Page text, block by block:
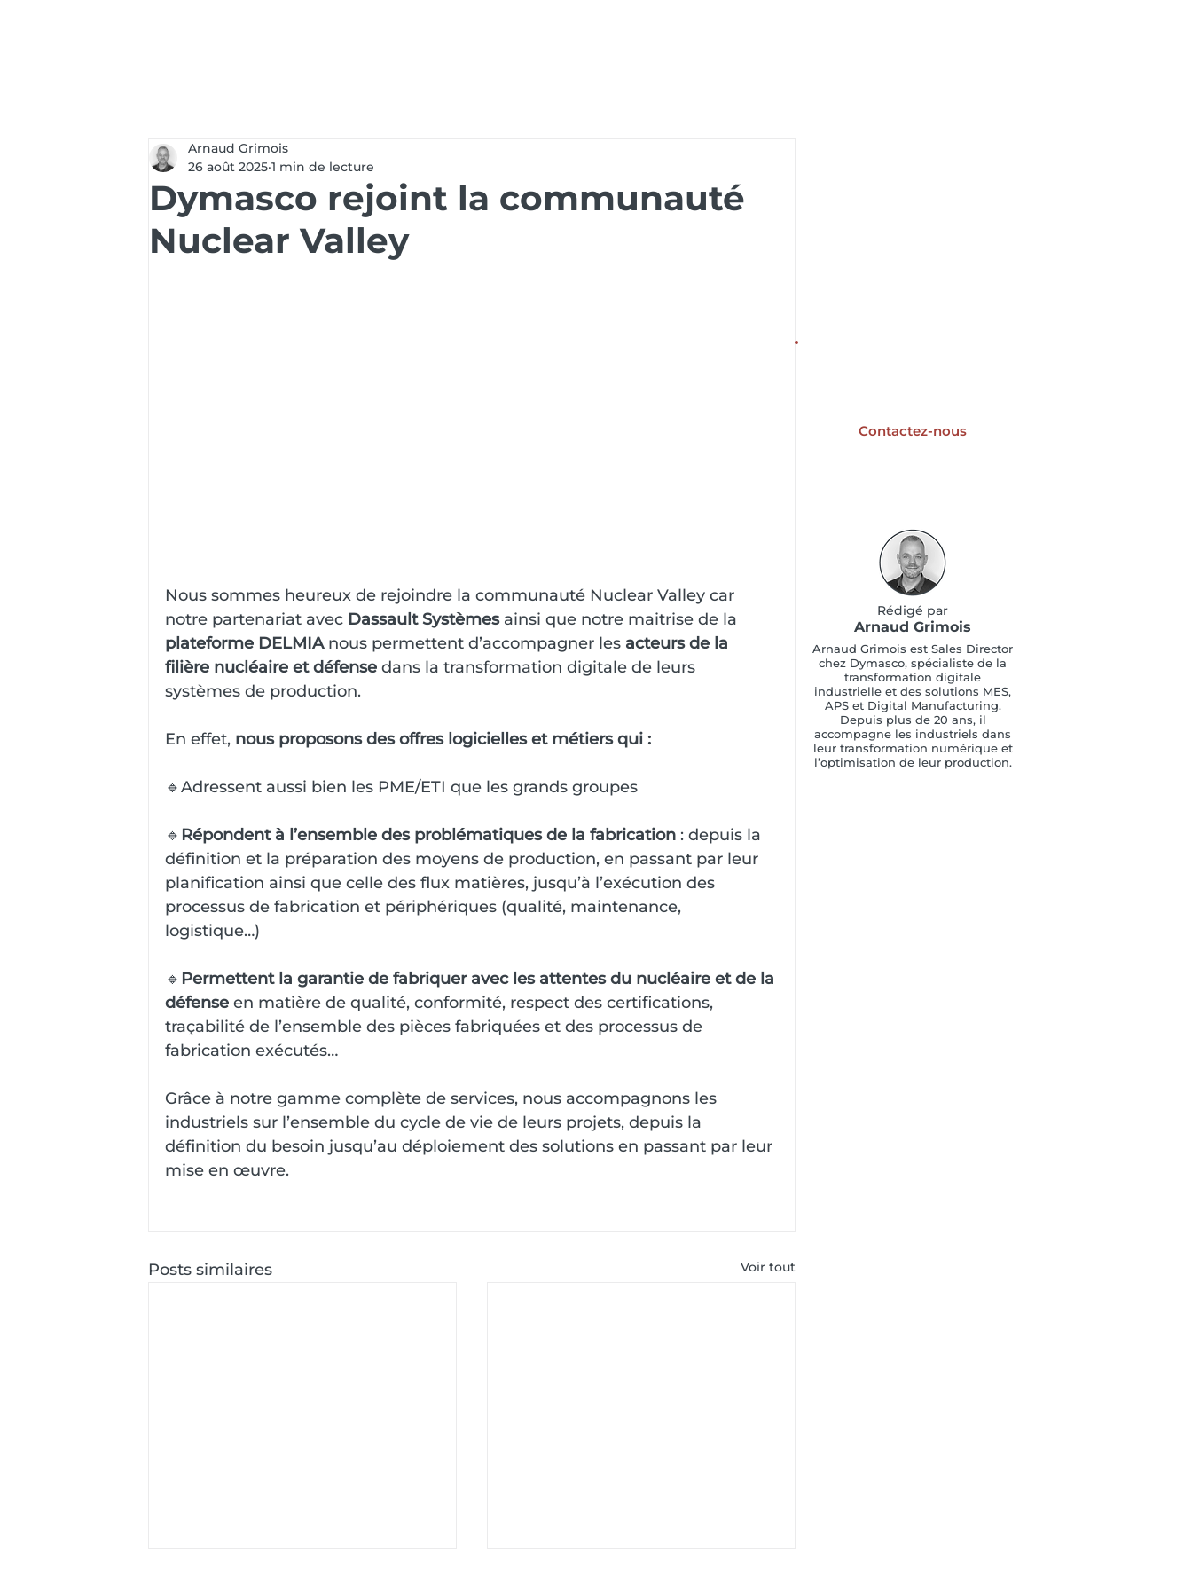
Dymasco rejoint la communauté
Nuclear Valley
Arnaud Grimois
26 août 2025 1 min de lecture
Nous sommes heureux de rejoindre la communauté Nuclear Valley car
notre partenariat avec Dassault Systèmes ainsi que notre maitrise de la
plateforme DELMIA nous permettent d’accompagner les acteurs de la
filière nucléaire et défense dans la transformation digitale de leurs
systèmes de production.
En effet, nous proposons des offres logicielles et métiers qui :
🔹Adressent aussi bien les PME/ETI que les grands groupes
🔹 Répondent à l’ensemble des problématiques de la fabrication : depuis la
définition et la préparation des moyens de production, en passant par leur
planification ainsi que celle des flux matières, jusqu’à l’exécution des
processus de fabrication et périphériques (qualité, maintenance,
logistique…)
🔹 Permettent la garantie de fabriquer avec les attentes du nucléaire et de la
défense en matière de qualité, conformité, respect des certifications,
traçabilité de l’ensemble des pièces fabriquées et des processus de
fabrication exécutés…
Grâce à notre gamme complète de services, nous accompagnons les
industriels sur l’ensemble du cycle de vie de leurs projets, depuis la
définition du besoin jusqu’au déploiement des solutions en passant par leur
mise en œuvre.
Posts similaires Voir tout
Contactez-nous
Rédigé par
Arnaud Grimois
Arnaud Grimois est Sales Director
chez Dymasco, spécialiste de la
transformation digitale
industrielle et des solutions MES,
APS et Digital Manufacturing.
Depuis plus de 20 ans, il
accompagne les industriels dans
leur transformation numérique et
l’optimisation de leur production.